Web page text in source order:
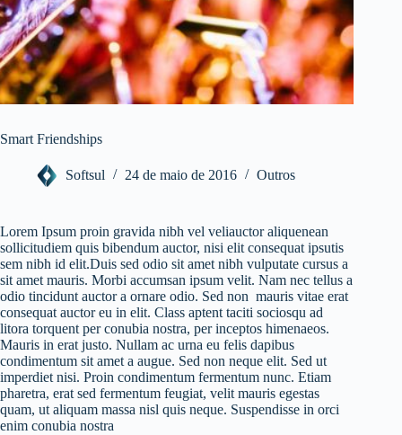
Smart Friendships
Softsul 24 de maio de 2016 Outros
Lorem Ipsum proin gravida nibh vel veliauctor aliquenean
sollicitudiem quis bibendum auctor, nisi elit consequat ipsutis
sem nibh id elit.Duis sed odio sit amet nibh vulputate cursus a
sit amet mauris. Morbi accumsan ipsum velit. Nam nec tellus a
odio tincidunt auctor a ornare odio. Sed non mauris vitae erat
consequat auctor eu in elit. Class aptent taciti sociosqu ad
litora torquent per conubia nostra, per inceptos himenaeos.
Mauris in erat justo. Nullam ac urna eu felis dapibus
condimentum sit amet a augue. Sed non neque elit. Sed ut
imperdiet nisi. Proin condimentum fermentum nunc. Etiam
pharetra, erat sed fermentum feugiat, velit mauris egestas
quam, ut aliquam massa nisl quis neque. Suspendisse in orci
enim conubia nostra